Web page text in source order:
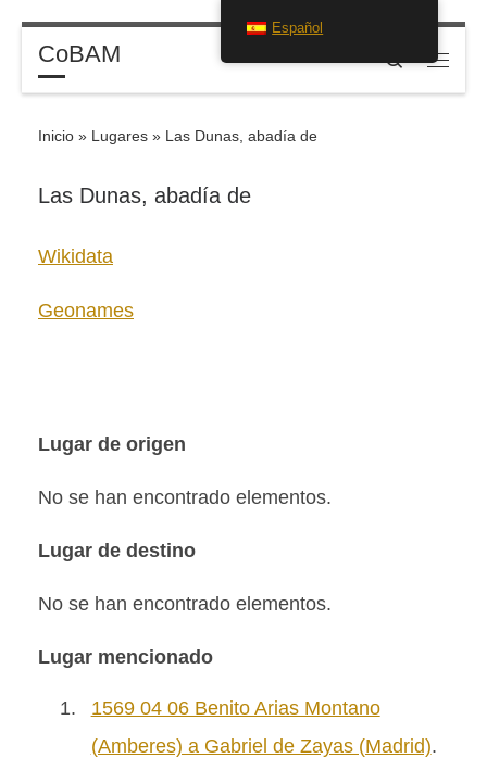
Saltar al contenido
CoBAM
Search
Inicio » Lugares » Las Dunas, abadía de
Las Dunas, abadía de
Wikidata
Geonames
Lugar de origen
No se han encontrado elementos.
Lugar de destino
No se han encontrado elementos.
Lugar mencionado
1.
1569 04 06 Benito Arias Montano
(Amberes) a Gabriel de Zayas (Madrid).
Español